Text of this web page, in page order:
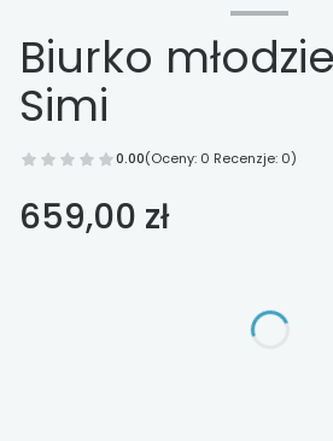
Biurko
Simi
0.00(Oceny: 0 Recenzje: 0)
Cena
659,00 zł
Poszczególne warianty mogą różnić